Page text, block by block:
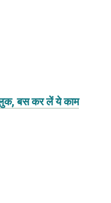
बस कर लें ये काम